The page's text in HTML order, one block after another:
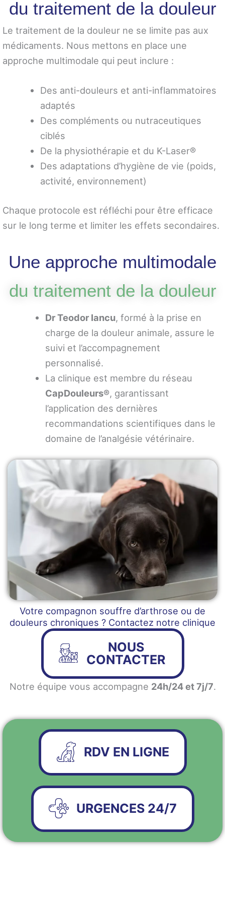
du traitement de la douleur
Le traitement de la douleur ne se limite pas aux
médicaments. Nous mettons en place une
approche multimodale qui peut inclure :
Des anti-douleurs et anti-inflammatoires
adaptés
Des compléments ou nutraceutiques
ciblés
De la physiothérapie et du K-Laser®
Des adaptations d’hygiène de vie (poids,
activité, environnement)
Chaque protocole est réfléchi pour être efficace
sur le long terme et limiter les effets secondaires.
Une approche multimodale
du traitement de la douleur
Dr Teodor Iancu, formé à la prise en
charge de la douleur animale, assure le
suivi et l’accompagnement
personnalisé.
La clinique est membre du réseau
CapDouleurs®, garantissant
l’application des dernières
recommandations scientifiques dans le
domaine de l’analgésie vétérinaire.
Votre compagnon souffre d’arthrose ou de
douleurs chroniques ? Contactez notre clinique
NOUS
CONTACTER
Notre équipe vous accompagne 24h/24 et 7j/7.
RDV EN LIGNE
URGENCES 24/7